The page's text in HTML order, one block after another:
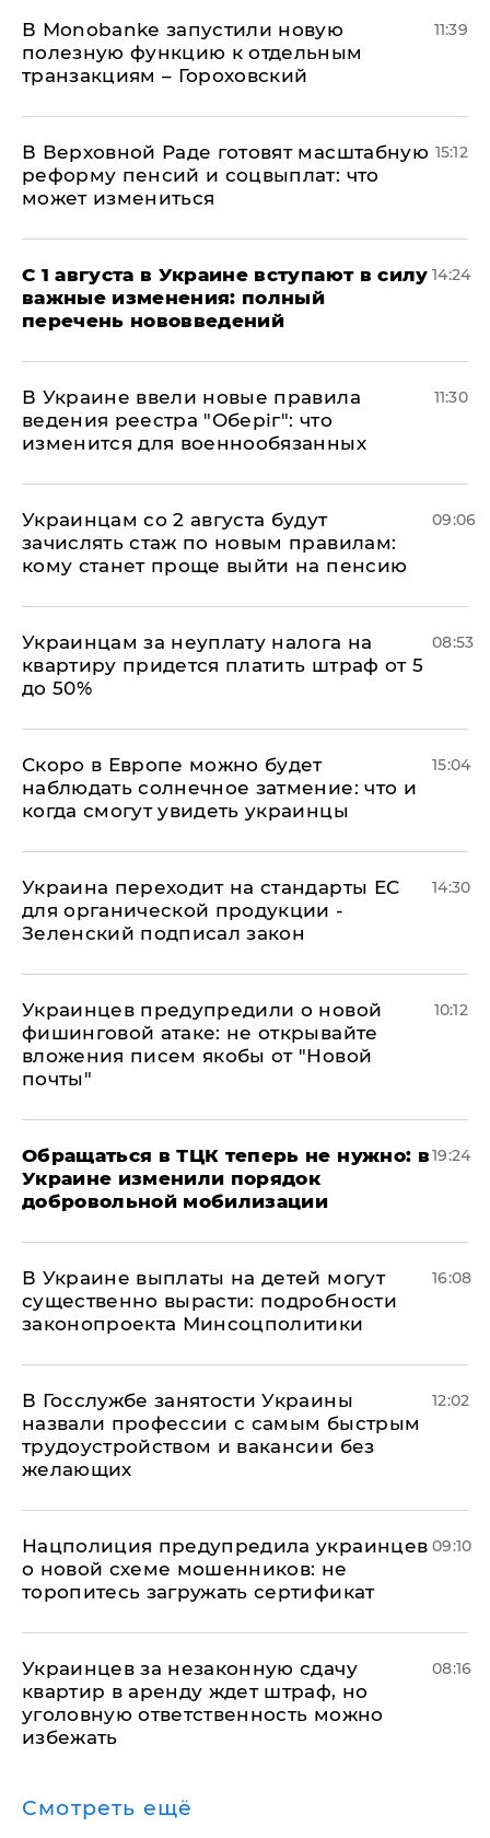
В Мonobankе запустили новую
полезную функцию к отдельным
транзакциям – Гороховский
11:39
В Верховной Раде готовят масштабную
реформу пенсий и соцвыплат: что
может измениться
15:12
С 1 августа в Украине вступают в силу
важные изменения: полный
перечень нововведений
14:24
В Украине ввели новые правила
ведения реестра "Оберіг": что
изменится для военнообязанных
11:30
Украинцам со 2 августа будут
зачислять стаж по новым правилам:
кому станет проще выйти на пенсию
09:06
Украинцам за неуплату налога на
квартиру придется платить штраф от 5
до 50%
08:53
Скоро в Европе можно будет
наблюдать солнечное затмение: что и
когда смогут увидеть украинцы
15:04
Украина переходит на стандарты ЕС
для органической продукции -
Зеленский подписал закон
14:30
Украинцев предупредили о новой
фишинговой атаке: не открывайте
вложения писем якобы от "Новой
почты"
10:12
Обращаться в ТЦК теперь не нужно: в
Украине изменили порядок
добровольной мобилизации
19:24
В Украине выплаты на детей могут
существенно вырасти: подробности
законопроекта Минсоцполитики
16:08
В Госслужбе занятости Украины
назвали профессии с самым быстрым
трудоустройством и вакансии без
желающих
12:02
Нацполиция предупредила украинцев
о новой схеме мошенников: не
торопитесь загружать сертификат
09:10
Украинцев за незаконную сдачу
квартир в аренду ждет штраф, но
уголовную ответственность можно
избежать
08:16
Смотреть ещё